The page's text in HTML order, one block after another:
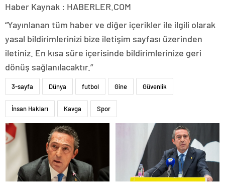
Haber Kaynak : HABERLER.COM
“Yayınlanan tüm haber ve diğer içerikler ile ilgili olarak
yasal bildirimlerinizi bize iletişim sayfası üzerinden
iletiniz. En kısa süre içerisinde bildirimlerinize geri
dönüş sağlanılacaktır.”
3-sayfa Dünya futbol Gine Güvenlik
İnsan Hakları Kavga Spor